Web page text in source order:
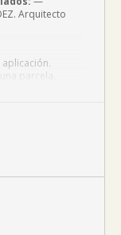
Arquitecto
parcela.